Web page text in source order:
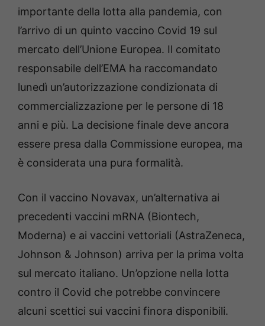
importante della lotta alla pandemia, con
l’arrivo di un quinto vaccino Covid 19 sul
mercato dell’Unione Europea. Il comitato
responsabile dell’EMA ha raccomandato
lunedì un’autorizzazione condizionata di
commercializzazione per le persone di 18
anni e più. La decisione finale deve ancora
essere presa dalla Commissione europea, ma
è considerata una pura formalità.
Con il vaccino Novavax, un’alternativa ai
precedenti vaccini mRNA (Biontech,
Moderna) e ai vaccini vettoriali (AstraZeneca,
Johnson & Johnson) arriva per la prima volta
sul mercato italiano. Un’opzione nella lotta
contro il Covid che potrebbe convincere
alcuni scettici sui vaccini finora disponibili.